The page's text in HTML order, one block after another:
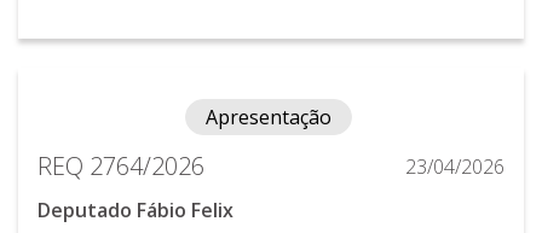
Apresentação
REQ 2764/2026
23/04/2026
Deputado Fábio Felix